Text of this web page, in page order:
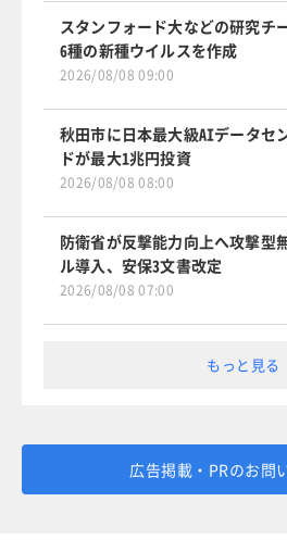
スタンフォード大などの研究チ
6種の新種ウイルスを作成
2026/08/08 09:00
秋田市に日本最大級AIデータセ
ドが最大1兆円投資
2026/08/08 08:00
防衛省が反撃能力向上へ攻撃型
ル導入、安保3文書改定
2026/08/08 07:00
もっと見る
広告掲載・PRのお問